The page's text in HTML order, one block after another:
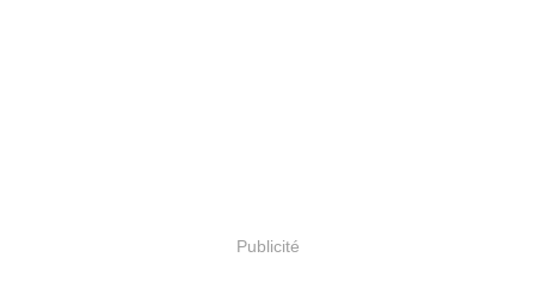
Publicité